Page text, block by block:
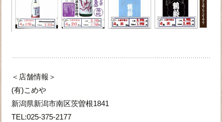
＜店舗情報＞
(有)こめや
新潟県新潟市南区茨曽根1841
TEL:025-375-2177